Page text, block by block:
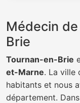
Médecin
Brie
Tournan-en-Brie
et-Marne. La ville
habitants et nous
département. Dans